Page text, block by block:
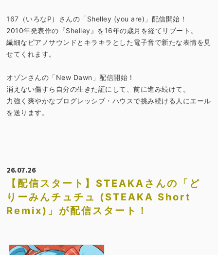
167（いろなP）さんの「Shelley (you are)」配信開始！
2010年発表作の『Shelley』を16年の歳月を経てリブート。
繊細なピアノサウンドとキラキラとした電子音で新たな表情を見
せてくれます。
オゾンさんの「New Dawn」配信開始！
消えない傷すら自分の生きた証にして、前に進み続けて。
力強く爽やかなプログレッシブ・ハウスで挑み続ける人にエール
を送ります。
26.07.26
【配信スタート】STEAKAさんの「ど
りーみんチュチュ (STEAKA Short
Remix)」が配信スタート！